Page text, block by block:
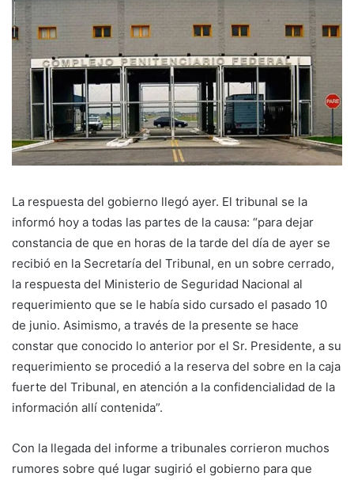
La respuesta del gobierno llegó ayer. El tribunal se la
informó hoy a todas las partes de la causa: “para dejar
constancia de que en horas de la tarde del día de ayer se
recibió en la Secretaría del Tribunal, en un sobre cerrado,
la respuesta del Ministerio de Seguridad Nacional al
requerimiento que se le había sido cursado el pasado 10
de junio. Asimismo, a través de la presente se hace
constar que conocido lo anterior por el Sr. Presidente, a su
requerimiento se procedió a la reserva del sobre en la caja
fuerte del Tribunal, en atención a la confidencialidad de la
información allí contenida”.
Con la llegada del informe a tribunales corrieron muchos
rumores sobre qué lugar sugirió el gobierno para que